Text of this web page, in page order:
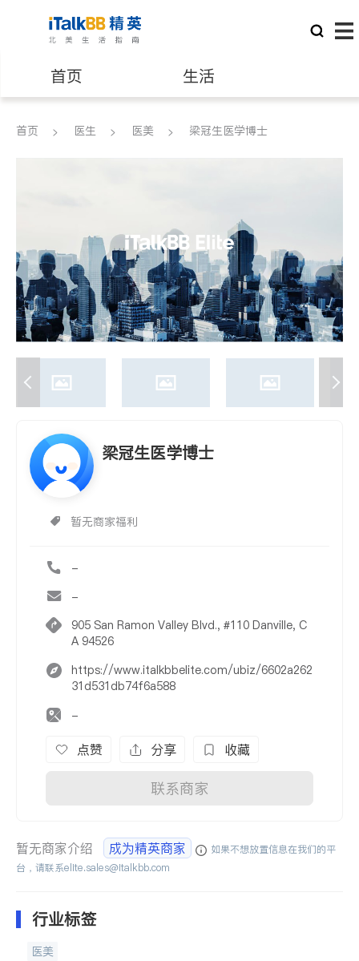
首页 生活
医生 律师
养老 非盈利组织
首页 医生 医美 梁冠生医学博士
梁冠生医学博士
暂无商家福利
-
-
905 San Ramon Valley Blvd., #110 Danville, C
A 94526
https://www.italkbbelite.com/ubiz/6602a262
31d531db74f6a588
-
点赞 分享 收藏
联系商家
暂无商家介绍 成为精英商家
如果不想放置信息在我们的平
台，请联系elite.sales@italkbb.com
行业标签
医美